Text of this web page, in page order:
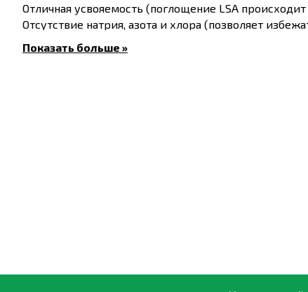
Отличная усвояемость (поглощение LSA происходит
Отсутствие натрия, азота и хлора (позволяет
лигносульфоната); Комплекс хорошо совместим с
транспортировке; Уже через два часа после
Показать больше »